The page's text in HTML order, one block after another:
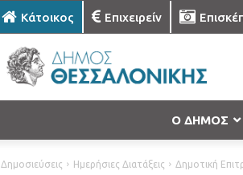
Κάτοικος Επιχειρείν
Ο ΔΗΜΟΣ
Δημοσιεύσεις Ημερήσιες Διατάξεις Δημοτική